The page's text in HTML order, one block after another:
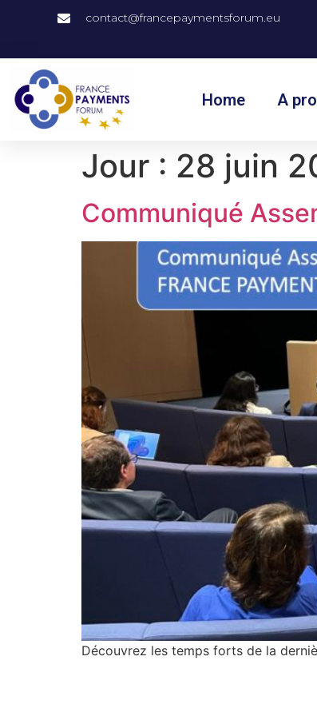
contact@francepaymentsforum.eu
Home A
Jour : 28 juin
Communiqué
Découvrez les temps forts de la